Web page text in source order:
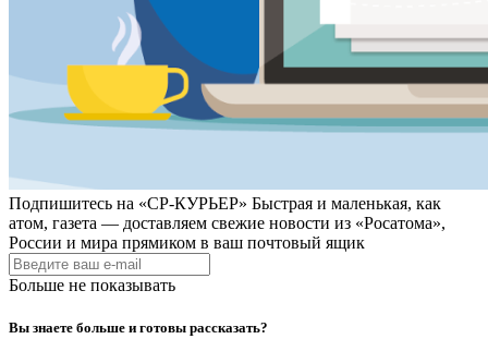
Подпишитесь на «СР-КУРЬЕР» Быстрая и маленькая, как
атом, газета — доставляем свежие новости из «Росатома»,
России и мира прямиком в ваш почтовый ящик
Больше не показывать
Вы знаете больше и готовы рассказать?